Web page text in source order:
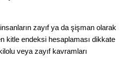
zayıf ya da şişman olarak
kitle endeksi hesaplaması dikkate
veya zayıf kavramları